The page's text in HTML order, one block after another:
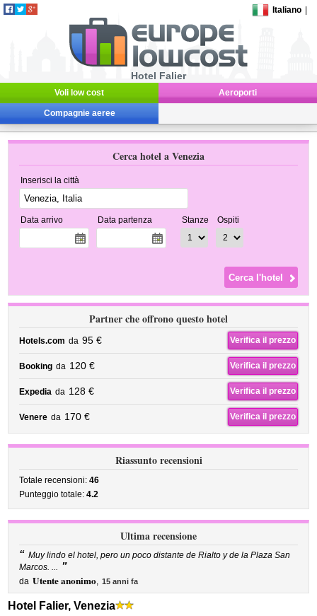
Italiano
Hotel Falier
Voli low cost Aeroporti
Compagnie aeree
Cerca hotel a Venezia
Inserisci la città
Data arrivo Data partenza Stanze Ospiti
Partner che offrono questo hotel
Hotels.com da 95 € Verifica il prezzo
Booking da 120 € Verifica il prezzo
Expedia da 128 € Verifica il prezzo
Venere da 170 € Verifica il prezzo
Riassunto recensioni
Totale recensioni:46
Punteggio totale:4.2
Ultima recensione
“ Muy lindo el hotel, pero un poco distante de Rialto y de la Plaza San
Marcos. ... ”
da Utente anonimo, 15 anni fa
Hotel Falier, Venezia